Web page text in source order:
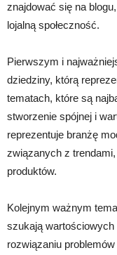
znajdować się na
lojalną społeczność.
Pierwszym i
dziedziny, którą
tematach, które są
stworzenie spójnej i
reprezentuje branżę
związanych z
produktów.
Kolejnym ważnym
szukają
rozwiązaniu